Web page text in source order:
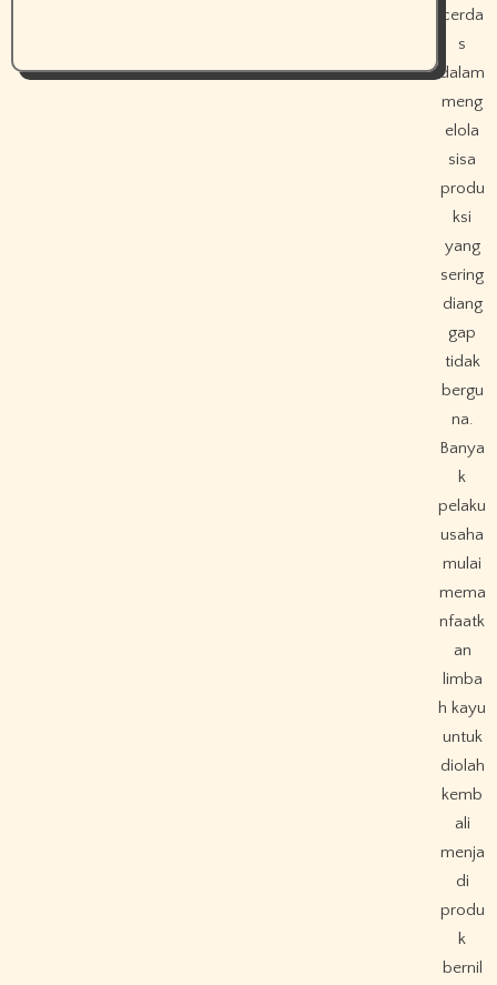
cerda
s
dalam
meng
elola
sisa
produ
ksi
yang
sering
diang
gap
tidak
bergu
na.
Banya
k
pelaku
usaha
mulai
mema
nfaatk
an
limba
h kayu
untuk
diolah
kemb
ali
menja
di
produ
k
bernil